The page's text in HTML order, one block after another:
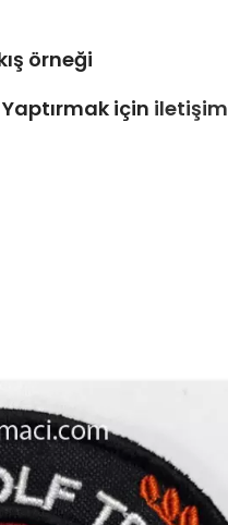
örneği
Yaptırmak için iletişim